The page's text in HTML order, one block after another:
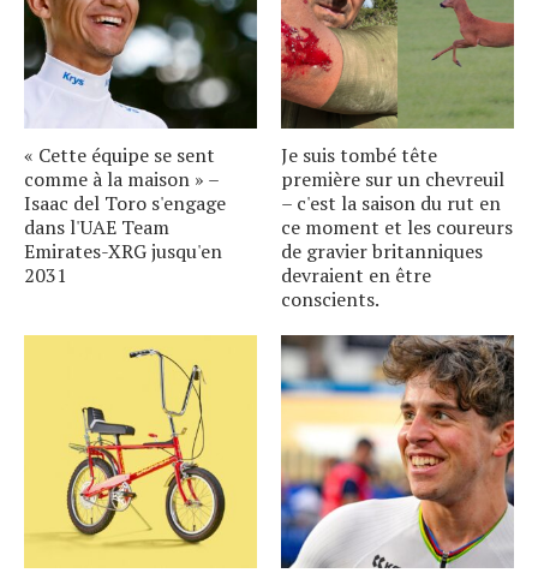
« Cette équipe se sent
comme à la maison » –
Isaac del Toro s'engage
dans l'UAE Team
Emirates-XRG jusqu'en
2031
Je suis tombé tête
première sur un chevreuil
– c'est la saison du rut en
ce moment et les coureurs
de gravier britanniques
devraient en être
conscients.